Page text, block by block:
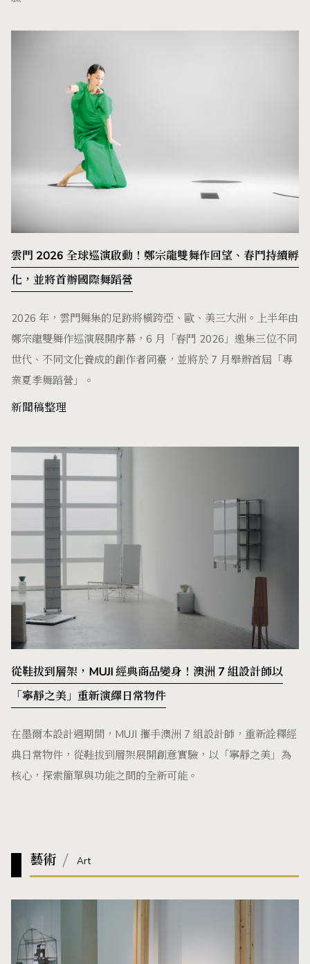
雲門 2026 全球巡演啟動！鄭宗龍雙舞作回望、春鬥持續孵
化，並將首辦國際舞蹈營
2026 年，雲門舞集的足跡將橫跨亞、歐、美三大洲。上半年由
鄭宗龍雙舞作巡演展開序幕，6 月「春鬥 2026」邀集三位不同
世代、不同文化養成的創作者同臺，並將於 7 月舉辦首屆「專
業夏季舞蹈營」。
新聞稿整理
從鞋拔到層架，MUJI 經典商品變身！澳洲 7 組設計師以
「寧靜之美」重新演繹日常物件
在墨爾本設計週期間，MUJI 攜手澳洲 7 組設計師，重新詮釋經
典日常物件，從鞋拔到層架展開創意實驗，以「寧靜之美」為
核心，探索簡單與功能之間的全新可能。
藝術 Art